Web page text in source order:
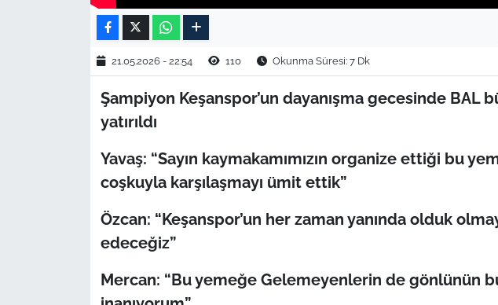
21.05.2026 - 22:54 110 Okunma Süresi: 7 Dk
Şampiyon Keşanspor’un dayanışma gecesinde BAL
yatırıldı
Yavaş: “Sayın kaymakamımızın organize ettiği bu
coşkuyla karşılaşmayı ümit ettik”
Özcan: “Keşanspor’un her zaman yanında olduk
edeceğiz”
Mercan: “Bu yemeğe Gelemeyenlerin de gönlünün
KIRKLARELİ
ÇANAKKALE
TÜRKİYE